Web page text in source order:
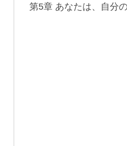
第5章 あなたは、自分